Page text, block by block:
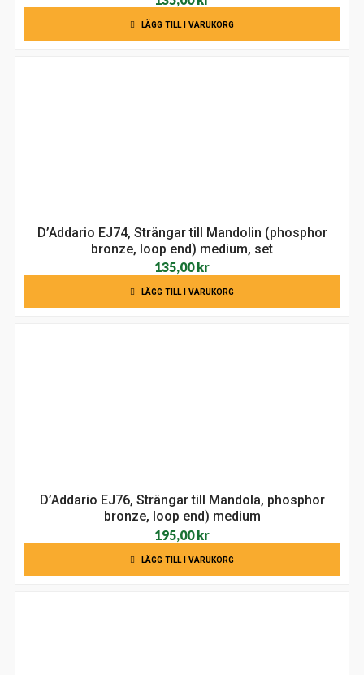
LÄGG TILL I VARUKORG
D’Addario EJ74, Strängar till Mandolin (phosphor
bronze, loop end) medium, set
135,00 kr
LÄGG TILL I VARUKORG
D’Addario EJ76, Strängar till Mandola, phosphor
bronze, loop end) medium
195,00kr
LÄGG TILL I VARUKORG